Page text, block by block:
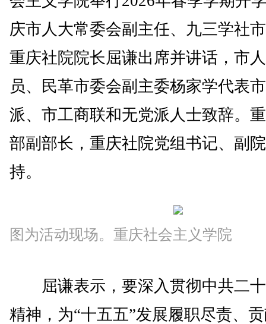
庆市人大常委会副主任、九三学社
重庆社院院长屈谦出席并讲话，市
员、民革市委会副主委杨家学代表
派、市工商联和无党派人士致辞。
部副部长，重庆社院党组书记、副
持。
图为活动现场。重庆社会主义学院
屈谦表示，要深入贯彻中共二十
精神，为“十五五”发展履职尽责、